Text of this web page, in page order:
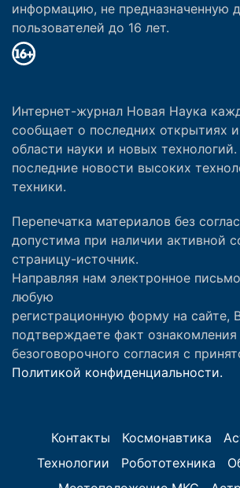
информацию, не предназначенную
пользователей до 16 лет.
Интернет-журнал Новая Наука
сообщает о последних открытиях
области науки и новых
последние новости высоких
техники.
Перепечатка материалов без
допустима при наличии активной
страницу-источник.
Направляя нам электронное
любую
регистрационную форму на сайте,
подтверждаете факт ознакомления
безоговорочного согласия с
Политикой конфиденциальности.
Контакты Космонавтика
Технологии
Робототехника